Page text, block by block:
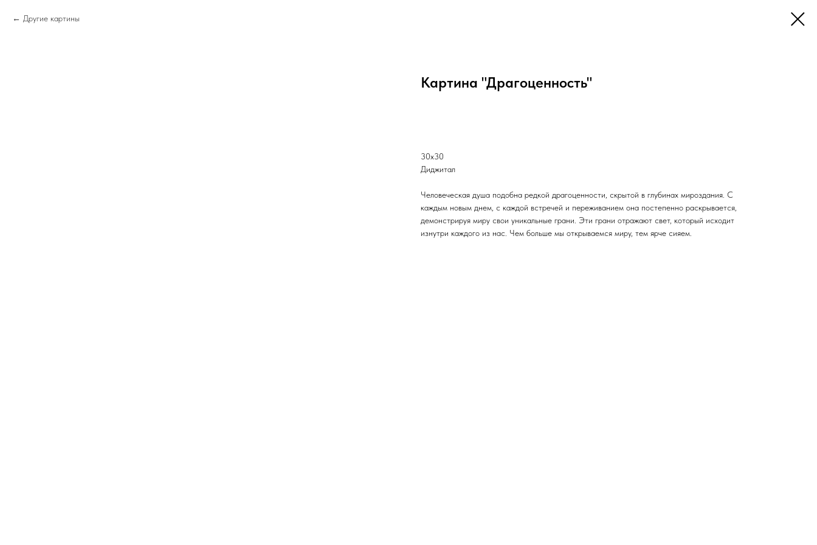
Другие картины
Картина "Драгоценность"
30х30
Диджитал
Человеческая душа подобна редкой драгоценности, скрытой в глубинах мироздания. С
каждым новым днем, с каждой встречей и переживанием она постепенно раскрывается,
демонстрируя миру свои уникальные грани. Эти грани отражают свет, который исходит
изнутри каждого из нас. Чем больше мы открываемся миру, тем ярче сияем.